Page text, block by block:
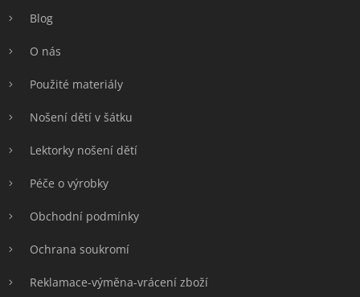
Blog
O nás
Použité materiály
Nošení dětí v šátku
Lektorky nošení dětí
Péče o výrobky
Obchodní podmínky
Ochrana soukromí
Reklamace-výměna-vrácení zboží